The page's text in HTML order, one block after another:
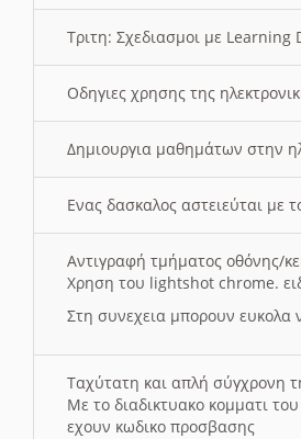
Τριτη: Σχεδιασμοι με Learning
Οδηγιες χρησης της
Δημιουργια μαθημάτων στην
Ενας δασκαλος αστειεύται
Αντιγραφή τμήματος οθόνης/
Χρηση του lightshot chrome.
Στη συνεχεια μπορουν ευκολα
Ταχύτατη και απλή σύγχρονη
Με το διαδικτυακο κομματι
εχουν κωδικο προσβασης